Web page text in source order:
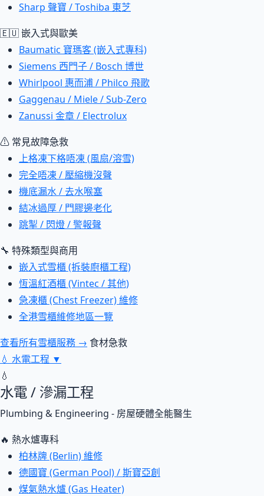
Sharp 聲寶 / Toshiba 東芝
🇪🇺 嵌入式與歐美
Baumatic 寶瑪客 (嵌入式專科)
Siemens 西門子 / Bosch 博世
Whirlpool 惠而浦 / Philco 飛歌
Gaggenau / Miele / Sub-Zero
Zanussi 金章 / Electrolux
⚠ 常見故障急救
上格凍下格唔凍 (風扇/溶雪)
完全唔凍 / 壓縮機沒聲
機底漏水 / 去水喉塞
結冰過厚 / 門膠邊老化
跳掣 / 閃燈 / 警報聲
🔧 特殊類型與商用
嵌入式雪櫃 (拆裝廚櫃工程)
恆溫紅酒櫃 (Vintec / 其他)
急凍櫃 (Chest Freezer) 維修
全港雪櫃維修地區一覽
查看所有雪櫃服務 → 食材急救
💧 水電工程 ▼
💧
水電 / 滲漏工程
Plumbing & Engineering - 房屋硬體全能醫生
🔥 熱水爐專科
柏林牌 (Berlin) 維修
德國寶 (German Pool) / 斯寶亞創
煤氣熱水爐 (Gas Heater)